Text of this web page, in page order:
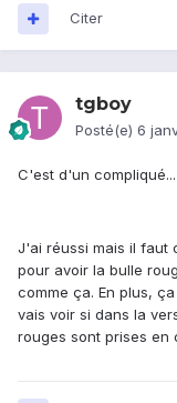
Citer
tgboy
Posté(e) 6
C'est d'un compliqué...
J'ai réussi mais il faut
pour avoir la bulle
comme ça. En plus,
vais voir si dans la
rouges sont prises en